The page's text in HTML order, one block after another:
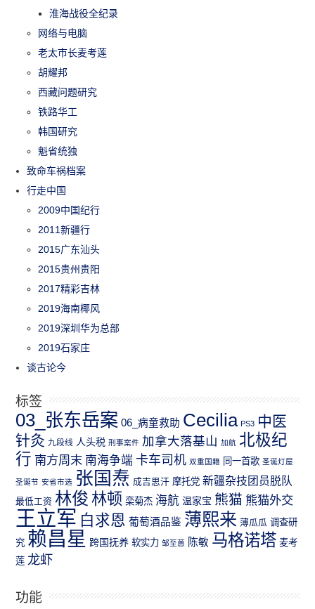
淮海战役全纪录
网络与电脑
老太市长麦考莲
胡耀邦
西藏问题研究
铁路华工
韩国研究
魁省统独
致命车祸档案
行走中国
2009中国纪行
2011新疆行
2015广东汕头
2015贵州贵阳
2017精彩吉林
2019海南椰风
2019深圳华为总部
2019石家庄
谈古论今
标签
03_张东岳案 06_病童救助 Cecilia PS3 中医
针灸 九段线 人头税 刑事案件 加拿大落基山 加航 北极纪
行 南方周末 南海争端 卡车司机 双重国籍 同一首歌 圣诞灯屋
圣诞节 安省市选 张国焘 成吉思汗 摩托党 新疆杂技团员脱队
最低工资 林俊 林顿 栾菊杰 海航 温家宝 熊猫 熊猫外交
王立军 白求恩 葡萄酒品鉴 薄熙来 薄瓜瓜 调查研
究 赖昌星 跨国抚养 软实力 邹至蕙 陈敏 马格诺塔 麦考
莲 龙虾
功能